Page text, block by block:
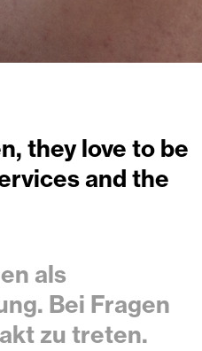
they love to be
and the
als
Bei Fragen
zu treten.